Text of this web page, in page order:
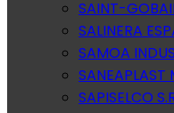
SAINT-
SALINERA
SAMOA
SANEAPLAST
SAPISELCO